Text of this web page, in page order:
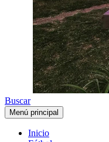
Buscar
Menú principal
Inicio